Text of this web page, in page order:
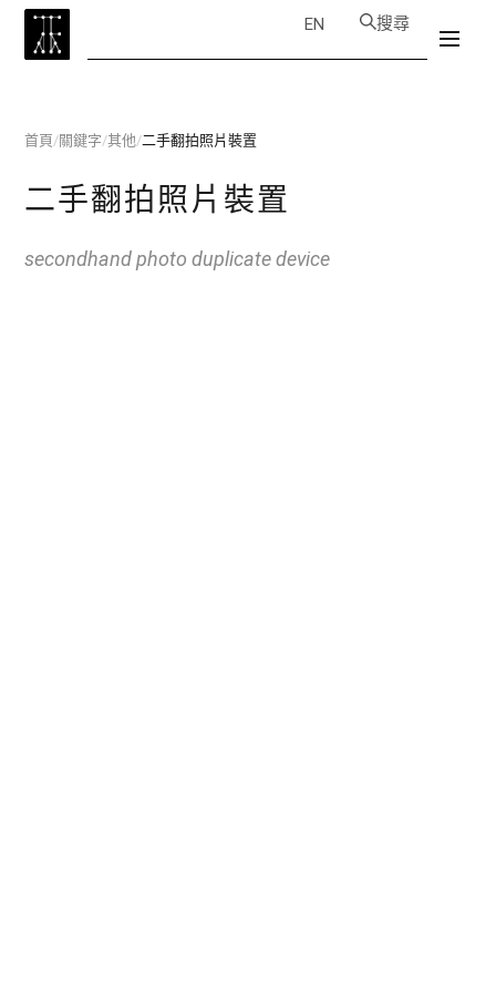
EN 搜尋
首頁/關鍵字/其他/二手翻拍照片裝置
二手翻拍照片裝置
secondhand photo duplicate device